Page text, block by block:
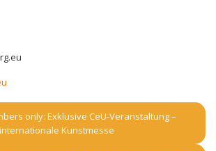
only: Exklusive CeU-Veranstaltung –
Kunstmesse